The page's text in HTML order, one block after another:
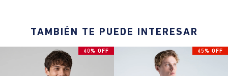
TAMBIÉN TE PUEDE INTERESAR
40% OFF 45% OFF